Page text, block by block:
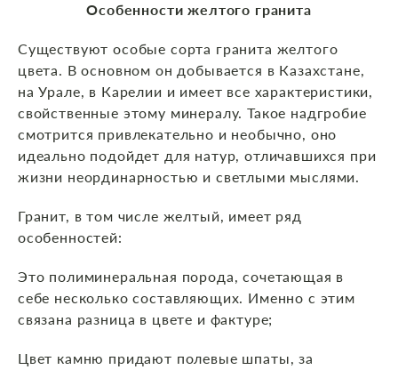
Особенности желтого гранита
Существуют особые сорта гранита желтого
цвета. В основном он добывается в Казахстане,
на Урале, в Карелии и имеет все характеристики,
свойственные этому минералу. Такое надгробие
смотрится привлекательно и необычно, оно
идеально подойдет для натур, отличавшихся при
жизни неординарностью и светлыми мыслями.
Гранит, в том числе желтый, имеет ряд
особенностей:
Это полиминеральная порода, сочетающая в
себе несколько составляющих. Именно с этим
связана разница в цвете и фактуре;
Цвет камню придают полевые шпаты, за